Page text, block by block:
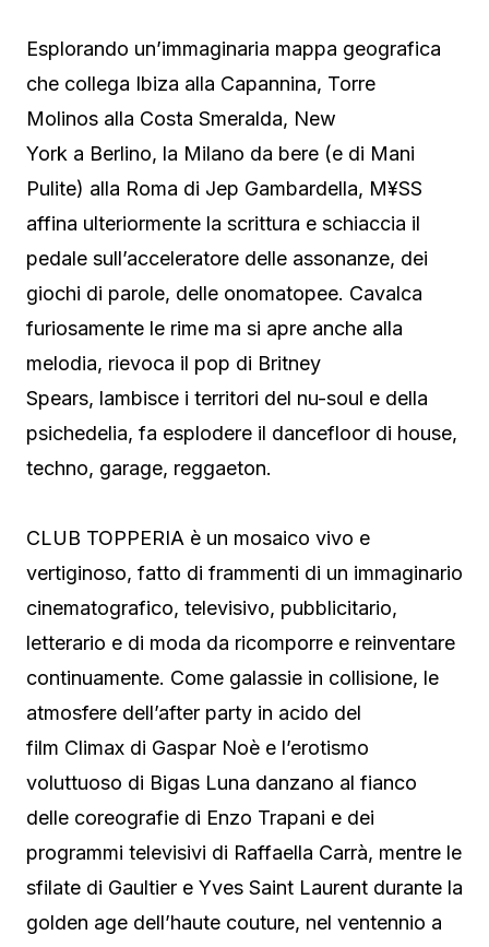
Esplorando un’immaginaria mappa geografica
che collega Ibiza alla Capannina, Torre
Molinos alla Costa Smeralda, New
York a Berlino, la Milano da bere (e di Mani
Pulite) alla Roma di Jep Gambardella, M¥SS
affina ulteriormente la scrittura e schiaccia il
pedale sull’acceleratore delle assonanze, dei
giochi di parole, delle onomatopee. Cavalca
furiosamente le rime ma si apre anche alla
melodia, rievoca il pop di Britney
Spears, lambisce i territori del nu-soul e della
psichedelia, fa esplodere il dancefloor di house,
techno, garage, reggaeton.
CLUB TOPPERIA è un mosaico vivo e
vertiginoso, fatto di frammenti di un immaginario
cinematografico, televisivo, pubblicitario,
letterario e di moda da ricomporre e reinventare
continuamente. Come galassie in collisione, le
atmosfere dell’after party in acido del
film Climax di Gaspar Noè e l’erotismo
voluttuoso di Bigas Luna danzano al fianco
delle coreografie di Enzo Trapani e dei
programmi televisivi di Raffaella Carrà, mentre le
sfilate di Gaultier e Yves Saint Laurent durante la
golden age dell’haute couture, nel ventennio a